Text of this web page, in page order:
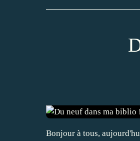
Bonjour à tous,